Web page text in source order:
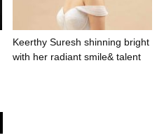
Keerthy Suresh shinning bright
with her radiant smile& talent